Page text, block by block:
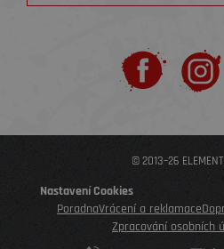
© 2013–26
Nastavení Cookies
PoradnaVrácení a reklamace
Zpracování osobních